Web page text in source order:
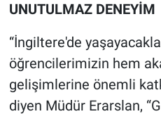
UNUTULMAZ DENEYİM
“İngiltere'de
öğrencilerimizin hem
gelişimlerine önemli
diyen Müdür Erarslan,